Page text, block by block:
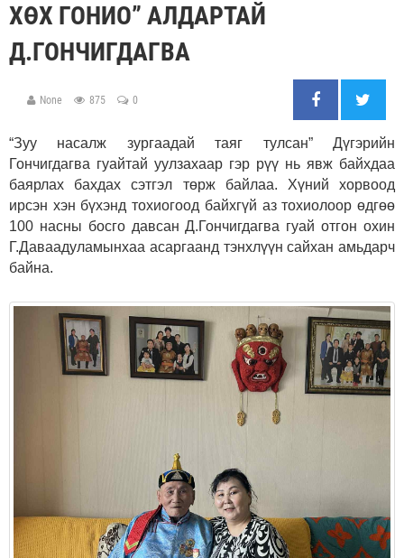
ХӨХ ГОНИО” АЛДАРТАЙ
Д.ГОНЧИГДАГВА
None 875 0
“Зуу насалж зургаадай таяг тулсан” Дүгэрийн
Гончигдагва гуайтай уулзахаар гэр рүү нь явж байхдаа
баярлах бахдах сэтгэл төрж байлаа. Хүний хорвоод
ирсэн хэн бүхэнд тохиогоод байхгүй аз тохиолоор өдгөө
100 насны босго давсан Д.Гончигдагва гуай отгон охин
Г.Даваадуламынхаа асаргаанд тэнхлүүн сайхан амьдарч
байна.